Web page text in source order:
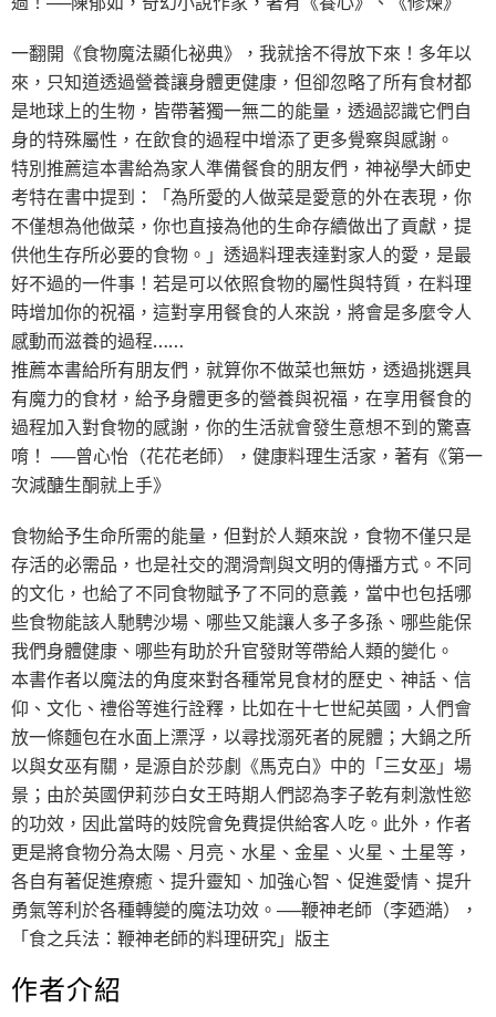
一翻開《食物魔法顯化祕典》，我就捨不得放下來！多年以
來，只知道透過營養讓身體更健康，但卻忽略了所有食材都
是地球上的生物，皆帶著獨一無二的能量，透過認識它們自
身的特殊屬性，在飲食的過程中增添了更多覺察與感謝。
特別推薦這本書給為家人準備餐食的朋友們，神祕學大師史
考特在書中提到：「為所愛的人做菜是愛意的外在表現，你
不僅想為他做菜，你也直接為他的生命存續做出了貢獻，提
供他生存所必要的食物。」透過料理表達對家人的愛，是最
好不過的一件事！若是可以依照食物的屬性與特質，在料理
時增加你的祝福，這對享用餐食的人來說，將會是多麼令人
感動而滋養的過程……
推薦本書給所有朋友們，就算你不做菜也無妨，透過挑選具
有魔力的食材，給予身體更多的營養與祝福，在享用餐食的
過程加入對食物的感謝，你的生活就會發生意想不到的驚喜
唷！ ──曾心怡（花花老師），健康料理生活家，著有《第一
次減醣生酮就上手》
食物給予生命所需的能量，但對於人類來說，食物不僅只是
存活的必需品，也是社交的潤滑劑與文明的傳播方式。不同
的文化，也給了不同食物賦予了不同的意義，當中也包括哪
些食物能該人馳騁沙場、哪些又能讓人多子多孫、哪些能保
我們身體健康、哪些有助於升官發財等帶給人類的變化。
本書作者以魔法的角度來對各種常見食材的歷史、神話、信
仰、文化、禮俗等進行詮釋，比如在十七世紀英國，人們會
放一條麵包在水面上漂浮，以尋找溺死者的屍體；大鍋之所
以與女巫有關，是源自於莎劇《馬克白》中的「三女巫」場
景；由於英國伊莉莎白女王時期人們認為李子乾有刺激性慾
的功效，因此當時的妓院會免費提供給客人吃。此外，作者
更是將食物分為太陽、月亮、水星、金星、火星、土星等，
各自有著促進療癒、提升靈知、加強心智、促進愛情、提升
勇氣等利於各種轉變的魔法功效。──鞭神老師（李廼澔），
「食之兵法：鞭神老師的料理研究」版主
作者介紹